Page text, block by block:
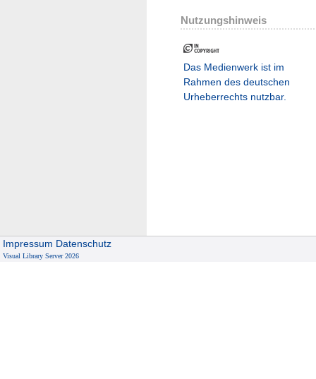
Nutzungshinweis
Das Medienwerk ist im
Rahmen des deutschen
Urheberrechts nutzbar.
Impressum Datenschutz
Visual Library Server 2026